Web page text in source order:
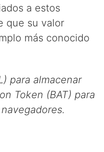
a estos
que su valor
más conocido
para almacenar
Token (BAT) para